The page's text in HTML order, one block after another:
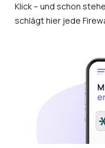
Klick – und schon
schlägt hier jede